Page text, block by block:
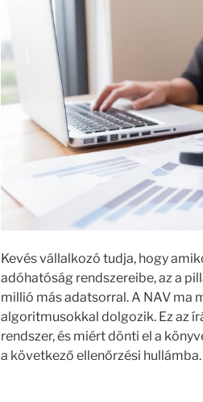
Kevés vállalkozó tudja, hogy
adóhatóság rendszereibe, az a
millió más adatsorral. A NAV ma
algoritmusokkal dolgozik. Ez az
rendszer, és miért dönti el a
a következő ellenőrzési hullámba.